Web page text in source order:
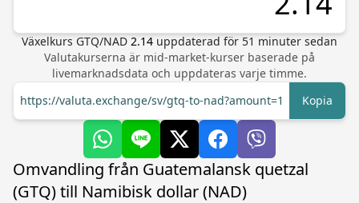
Växelkurs GTQ/NAD 2.14 uppdaterad för 51 minuter sedan
Valutakurserna är mid-market-kurser baserade på
livemarknadsdata och uppdateras varje timme.
https://valuta.exchange/sv/gtq-to-nad?amount=1
Kopia
Omvandling från Guatemalansk quetzal
(GTQ) till Namibisk dollar (NAD)